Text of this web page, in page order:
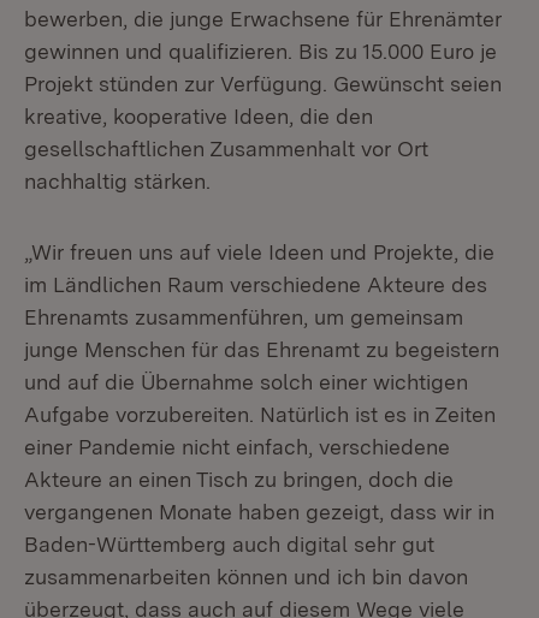
bewerben, die junge Erwachsene für Ehrenämter
gewinnen und qualifizieren. Bis zu 15.000 Euro je
Projekt stünden zur Verfügung. Gewünscht seien
kreative, kooperative Ideen, die den
gesellschaftlichen Zusammenhalt vor Ort
nachhaltig stärken.
„Wir freuen uns auf viele Ideen und Projekte, die
im Ländlichen Raum verschiedene Akteure des
Ehrenamts zusammenführen, um gemeinsam
junge Menschen für das Ehrenamt zu begeistern
und auf die Übernahme solch einer wichtigen
Aufgabe vorzubereiten. Natürlich ist es in Zeiten
einer Pandemie nicht einfach, verschiedene
Akteure an einen Tisch zu bringen, doch die
vergangenen Monate haben gezeigt, dass wir in
Baden-Württemberg auch digital sehr gut
zusammenarbeiten können und ich bin davon
überzeugt, dass auch auf diesem Wege viele